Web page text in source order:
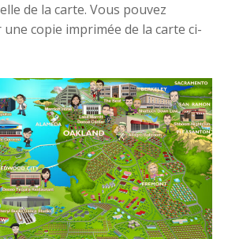
de la carte. Vous pouvez
copie imprimée de la carte ci-